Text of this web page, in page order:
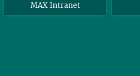
MAX Intranet